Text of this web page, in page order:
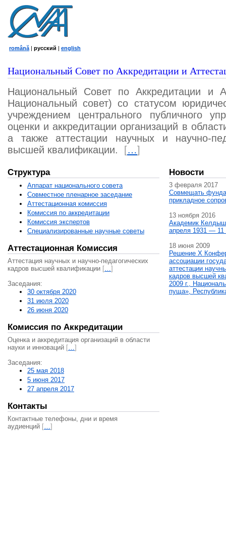
română | русский | english
Национальный Совет по Аккредитации и
Национальный Совет по Аккредитации и
Национальный совет) со статусом
учреждением центрального публичного
оценки и аккредитации организаций в
а также аттестации научных и научно-
высшей квалификации.
[…]
Структура
Аппарат национального совета
Совместное пленарное заседание
Аттестационная комисcия
Комиссия по аккредитации
Комиссия экспертов
Специализированные научные советы
Аттестационная Комиссия
Аттестация научных и научно-педагогических
кадров высшей квалификации […]
Заседания:
30 октября 2020
31 июля 2020
26 июня 2020
Комиссия по Аккредитации
Оценка и аккредитация организаций в области
науки и инноваций […]
Заседания:
25 мая 2018
5 июня 2017
27 апреля 2017
Контакты
Контактные телефоны, дни и время
аудиенций […]
Новости
3 февраля 2017
Совмещать
прикладное
13 ноября 2016
Академик
апреля 1931 — 11
18 июня 2009
Решение X
ассоциации
аттестации
кадров высшей
2009 г.,
пуща»,